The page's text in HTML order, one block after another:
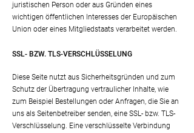
juristischen Person oder aus Gründen eines
wichtigen öffentlichen Interesses der Europäischen
Union oder eines Mitgliedstaats verarbeitet werden.
SSL- BZW. TLS-VERSCHLÜSSELUNG
Diese Seite nutzt aus Sicherheitsgründen und zum
Schutz der Übertragung vertraulicher Inhalte, wie
zum Beispiel Bestellungen oder Anfragen, die Sie an
uns als Seitenbetreiber senden, eine SSL- bzw. TLS-
Verschlüsselung. Eine verschlüsselte Verbindung